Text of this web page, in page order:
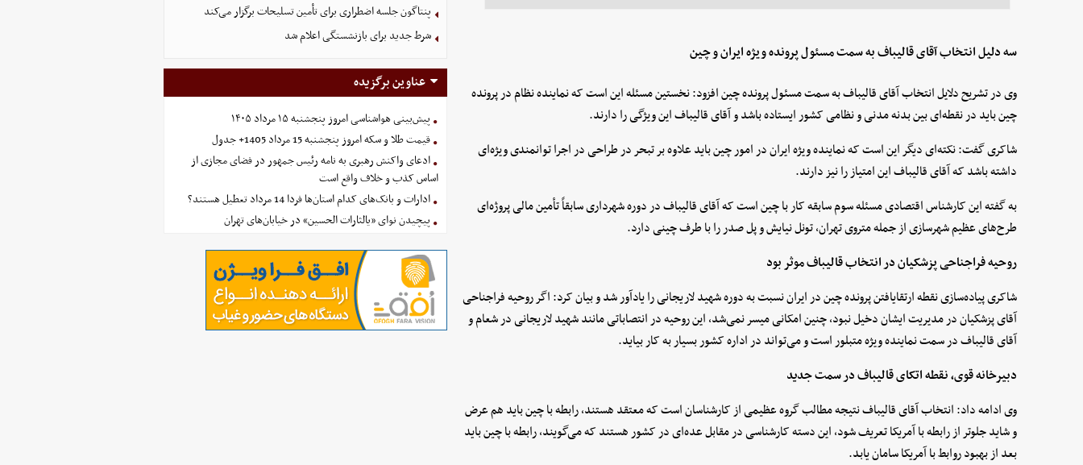
سه دلیل انتخاب آقای قالیباف به سمت مسئول پرونده ویژه ایران و چین
وی در تشریح دلایل انتخاب آقای قالیباف به سمت مسئول پرونده چین افزود: نخستین مسئله این است که نماینده نظام در پرونده
چین باید در نقطه‌ای بین بدنه مدنی و نظامی کشور ایستاده باشد و آقای قالیباف این ویژگی را دارند.
شاکری گفت: نکته‌ای دیگر این است که نماینده ویژه ایران در امور چین باید علاوه بر تبحر در طراحی در اجرا توانمندی ویژه‌ای
داشته باشد که آقای قالیباف این امتیاز را نیز دارند.
به گفته این کارشناس اقتصادی مسئله سوم سابقه کار با چین است که آقای قالیباف در دوره شهرداری سابقاً تأمین مالی پروژه‌ای
طرح‌های عظیم شهرسازی از جمله متروی تهران، تونل نیایش و پل صدر را با طرف چینی دارد.
روحیه فراجناحی پزشکیان در انتخاب قالیباف موثر بود
شاکری پیاده‌سازی نقطه ارتقایافتن پرونده چین در ایران نسبت به دوره شهید لاریجانی را یادآور شد و بیان کرد: اگر روحیه فراجناحی
آقای پزشکیان در مدیریت ایشان دخیل نبود، چنین امکانی میسر نمی‌شد، این روحیه در انتصاباتی مانند شهید لاریجانی در شعام و
آقای قالیباف در سمت نماینده ویژه متبلور است و می‌تواند در اداره کشور بسیار به کار بیاید.
دبیرخانه قوی، نقطه اتکای قالیباف در سمت جدید
وی ادامه داد: انتخاب آقای قالیباف نتیجه مطالب گروه عظیمی از کارشناسان است که معتقد هستند، رابطه با چین باید هم‌ عرض
و شاید جلوتر از رابطه با آمریکا تعریف شود، این دسته کارشناسی در مقابل عده‌ای در کشور هستند که می‌گویند، رابطه با چین باید
بعد از بهبود روابط با آمریکا سامان یابد.
پنتاگون جلسه اضطراری برای تأمین تسلیحات برگزار می‌کند
شرط جدید برای بازنشستگی اعلام شد
عناوین برگزیده
پیش‌بینی هواشناسی امروز پنجشنبه ۱۵ مرداد ۱۴۰۵
قیمت طلا و سکه امروز پنجشنبه 15 مرداد 1405+ جدول
ادعای واکنش رهبری به نامه رئیس جمهور در فضای مجازی از
اساس کذب و خلاف واقع است
ادارات و بانک‌های کدام استان‌ها فردا 14 مرداد تعطیل هستند؟
پیچیدن نوای «یالثارات الحسین» در خیابان‌های تهران